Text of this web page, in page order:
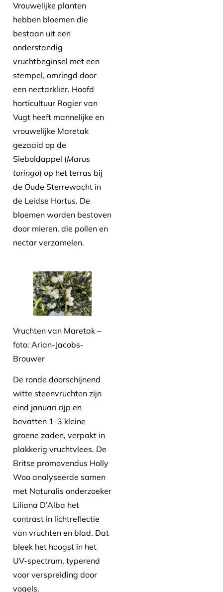
Vrouwelijke planten
hebben bloemen die
bestaan uit een
onderstandig
vruchtbeginsel met een
stempel, omringd door
een nectarklier. Hoofd
horticultuur Rogier van
Vugt heeft mannelijke en
vrouwelijke Maretak
gezaaid op de
Sieboldappel (Marus
toringo) op het terras bij
de Oude Sterrewacht in
de Leidse Hortus. De
bloemen worden bestoven
door mieren, die pollen en
nectar verzamelen.
Vruchten van Maretak –
foto: Arian-Jacobs-
Brouwer
De ronde doorschijnend
witte steenvruchten zijn
eind januari rijp en
bevatten 1-3 kleine
groene zaden, verpakt in
plakkerig vruchtvlees. De
Britse promovendus Holly
Woo analyseerde samen
met Naturalis onderzoeker
Liliana D’Alba het
contrast in lichtreflectie
van vruchten en blad. Dat
bleek het hoogst in het
UV-spectrum, typerend
voor verspreiding door
vogels.